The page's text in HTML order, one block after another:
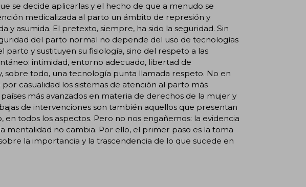
se decide aplicarlas y el hecho de que a menudo se
medicalizada al parto un ámbito de represión y
y asumida. El pretexto, siempre, ha sido la seguridad. Sin
del parto normal no depende del uso de tecnologías
y sustituyen su fisiología, sino del respeto a las
intimidad, entorno adecuado, libertad de
sobre todo, una tecnología punta llamada respeto. No en
casualidad los sistemas de atención al parto más
más avanzados en materia de derechos de la mujer y
de intervenciones son también aquellos que presentan
todos los aspectos. Pero no nos engañemos: la evidencia
mentalidad no cambia. Por ello, el primer paso es la toma
la importancia y la trascendencia de lo que sucede en